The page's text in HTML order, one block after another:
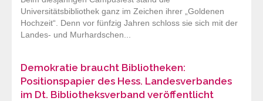
Universitätsbibliothek ganz im Zeichen ihrer „Goldenen
Hochzeit“. Denn vor fünfzig Jahren schloss sie sich mit der
Landes- und Murhardschen...
Demokratie braucht Bibliotheken:
Positionspapier des Hess. Landesverbandes
im Dt. Bibliotheksverband veröffentlicht